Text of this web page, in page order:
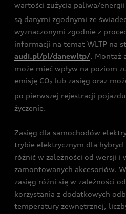
wartości zużycia paliwa/
są danymi zgodnymi ze
wyznaczonymi zgodnie z
informacji na temat WLTP na
audi.pl/pl/danewltp/. Montaż
może mieć wpływ na poziom
emisję CO2 lub zasięg oraz
po pierwszej rejestracji
życzenie.
Zasięg dla samochodów
trybie elektrycznym dla hybryd
różnić w zależności od wersji i
zamontowanych akcesoriów.
zasięg różni się w zależności
korzystania z dodatkowych
temperatury zewnętrznej,